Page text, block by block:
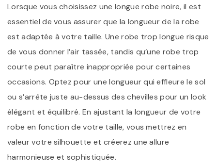
Lorsque vous choisissez une longue robe noire, il est
essentiel de vous assurer que la longueur de la robe
est adaptée à votre taille. Une robe trop longue risque
de vous donner l’air tassée, tandis qu’une robe trop
courte peut paraître inappropriée pour certaines
occasions. Optez pour une longueur qui effleure le sol
ou s’arrête juste au-dessus des chevilles pour un look
élégant et équilibré. En ajustant la longueur de votre
robe en fonction de votre taille, vous mettrez en
valeur votre silhouette et créerez une allure
harmonieuse et sophistiquée.